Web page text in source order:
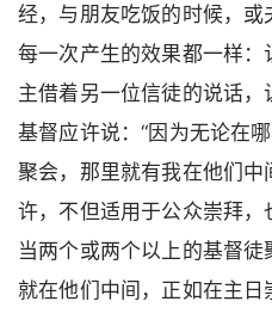
经，与朋友吃饭的时候，
每一次产生的效果都一样
主借着另一位信徒的说话
基督应许说：“因为无论在
聚会，那里就有我在他们中
许，不但适用于公众崇拜，
当两个或两个以上的基督
就在他们中间，正如在主日